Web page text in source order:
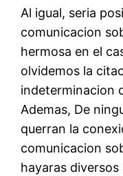
Al igual, seri­a
comunicacion
hermosa en el
olvidemos la
indeterminacion
Ademas, De
querran la
comunicacion
hayaras